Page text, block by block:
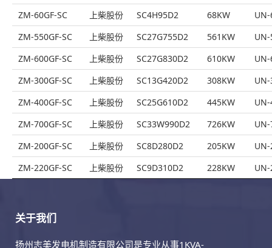
ZM-60GF-SC
上柴股份 SC4H95D2 68KW
ZM-550GF-SC
上柴股份 SC27G755D2 561KW
ZM-600GF-SC
上柴股份 SC27G830D2 610KW
ZM-300GF-SC
上柴股份 SC13G420D2 308KW
ZM-400GF-SC
上柴股份 SC25G610D2 445KW
ZM-700GF-SC
上柴股份 SC33W990D2 726KW
ZM-200GF-SC
上柴股份 SC8D280D2 205KW
ZM-220GF-SC
上柴股份 SC9D310D2 228KW
关于我们
扬州志美发电机制造有限公司是专业从事1KVA-